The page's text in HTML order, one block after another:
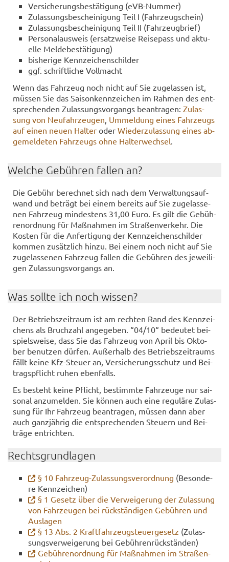
Ver­si­che­rungs­be­stä­ti­gung (eVB-​Nummer)
Zu­las­sungs­be­schei­ni­gung Teil I (Fahr­zeug­schein)
Zu­las­sungs­be­schei­ni­gung Teil II (Fahr­zeug­brief)
Per­so­nal­aus­weis (er­satz­wei­se Rei­se­pass und ak­tu­
el­le Mel­de­be­stä­ti­gung)
bis­he­ri­ge Kenn­zei­chen­schil­der
ggf. schrift­li­che Voll­macht
Wenn das Fahr­zeug noch nicht auf Sie zu­ge­las­sen ist,
müs­sen Sie das Sai­son­kenn­zei­chen im Rah­men des ent­
spre­chen­den Zu­las­sungs­vor­gangs be­an­tra­gen: Zu­las­
sung von Neu­fahr­zeu­gen, Um­mel­dung eines Fahr­zeugs
auf einen neuen Hal­ter oder Wie­der­zu­las­sung eines ab­
ge­mel­de­ten Fahr­zeugs ohne Hal­ter­wech­sel.
Wel­che Ge­büh­ren fal­len an?
Die Ge­bühr be­rech­net sich nach dem Ver­wal­tungs­auf­
wand und be­trägt bei einem be­reits auf Sie zu­ge­las­se­
nen Fahr­zeug min­des­tens 31,00 Euro. Es gilt die Ge­büh­
ren­ord­nung für Maß­nah­men im Stra­ßen­ver­kehr. Die
Kos­ten für die An­fer­ti­gung der Kenn­zei­chen­schil­der
kom­men zu­sätz­lich hinzu. Bei einem noch nicht auf Sie
zu­ge­las­se­nen Fahr­zeug fal­len die Ge­büh­ren des je­wei­li­
gen Zu­las­sungs­vor­gangs an.
Was soll­te ich noch wis­sen?
Der Be­triebs­zeit­raum ist am rech­ten Rand des Kenn­zei­
chens als Bruch­zahl an­ge­ge­ben. “04/10“ be­deu­tet bei­
spiels­wei­se, dass Sie das Fahr­zeug von April bis Ok­to­
ber be­nut­zen dür­fen. Au­ßer­halb des Be­triebs­zeit­raums
fällt keine Kfz-​Steuer an, Ver­si­che­rungs­schutz und Bei­
trags­pflicht ruhen eben­falls.
Es be­steht keine Pflicht, be­stimm­te Fahr­zeu­ge nur sai­
so­nal an­zu­mel­den. Sie kön­nen auch eine re­gu­lä­re Zu­las­
sung für Ihr Fahr­zeug be­an­tra­gen, müs­sen dann aber
auch ganz­jäh­rig die ent­spre­chen­den Steu­ern und Bei­
trä­ge ent­rich­ten.
Rechts­grund­la­gen
§ 10 Fahrzeug-​Zulassungsverordnung (Be­son­de­
re Kenn­zei­chen)
§ 1 Ge­setz über die Ver­wei­ge­rung der Zu­las­sung
von Fahr­zeu­gen bei rück­stän­di­gen Ge­büh­ren und
Aus­la­gen
§ 13 Abs. 2 Kraft­fahr­zeug­steu­er­ge­setz (Zu­las­
sungs­ver­wei­ge­rung bei Ge­büh­ren­rück­stän­den)
Ge­büh­ren­ord­nung für Maß­nah­men im Stra­ßen­